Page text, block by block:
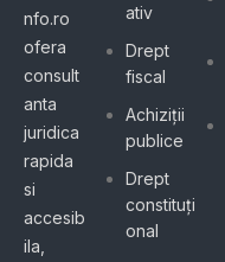
nfo.ro
ofera
consult
anta
juridica
rapida
si
accesib
ila,
ativ
Drept
fiscal
Achiziții
publice
Drept
constituți
onal